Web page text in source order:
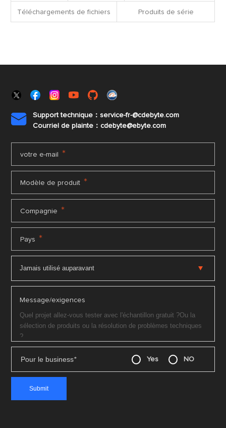
Téléchargements de fichiers Produits de série

Support technique：service-fr-@cdebyte.com
Courriel de plainte：cdebyte@ebyte.com
votre e-mail *
Modèle de produit *
Compagnie *
Pays *
Message/exigences
Pour le business* Yes NO